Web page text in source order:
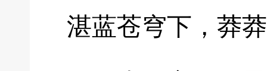
湛蓝苍穹下，莽